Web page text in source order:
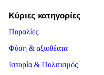
Κύριες κατηγορίες
Παραλίες
Φύση & αξιοθέατα
Ιστορία & Πολιτισμός